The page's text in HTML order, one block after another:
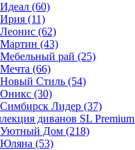
(60)
(11)
(62)
(43)
рай (25)
(66)
Стиль (54)
(30)
Лидер (37)
диванов SL Premium
Уютный Дом (218)
(53)